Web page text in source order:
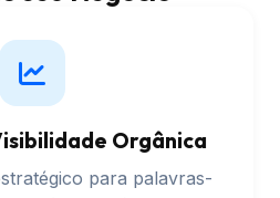
Orgânica
para palavras-